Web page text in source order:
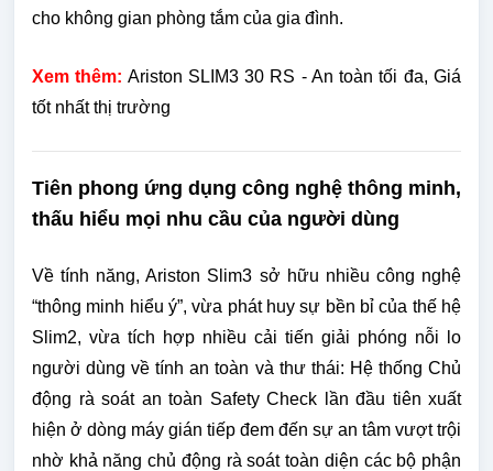
cho không gian phòng tắm của gia đình.
Xem thêm: Ariston SLIM3 30 RS - An toàn tối đa, Giá
tốt nhất thị trường
Tiên phong ứng dụng công nghệ thông minh,
thấu hiểu mọi nhu cầu của người dùng
Về tính năng, Ariston Slim3 sở hữu nhiều công nghệ
“thông minh hiểu ý”, vừa phát huy sự bền bỉ của thế hệ
Slim2, vừa tích hợp nhiều cải tiến giải phóng nỗi lo
người dùng về tính an toàn và thư thái: Hệ thống Chủ
động rà soát an toàn Safety Check lần đầu tiên xuất
hiện ở dòng máy gián tiếp đem đến sự an tâm vượt trội
nhờ khả năng chủ động rà soát toàn diện các bộ phận